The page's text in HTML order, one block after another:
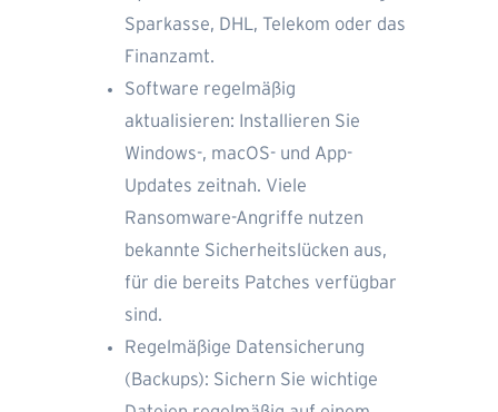
Sparkasse, DHL, Telekom oder das
Finanzamt.
Software regelmäßig
aktualisieren: Installieren Sie
Windows-, macOS- und App-
Updates zeitnah. Viele
Ransomware-Angriffe nutzen
bekannte Sicherheitslücken aus,
für die bereits Patches verfügbar
sind.
Regelmäßige Datensicherung
(Backups): Sichern Sie wichtige